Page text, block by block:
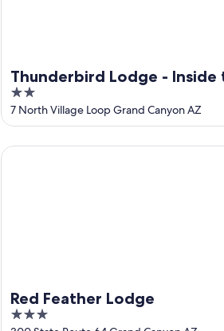
Thunderbird Lodge - Inside
2
out
of
5
7 North Village Loop Grand Canyon AZ
Red Feather Lodge
3
Red Feather Lodge